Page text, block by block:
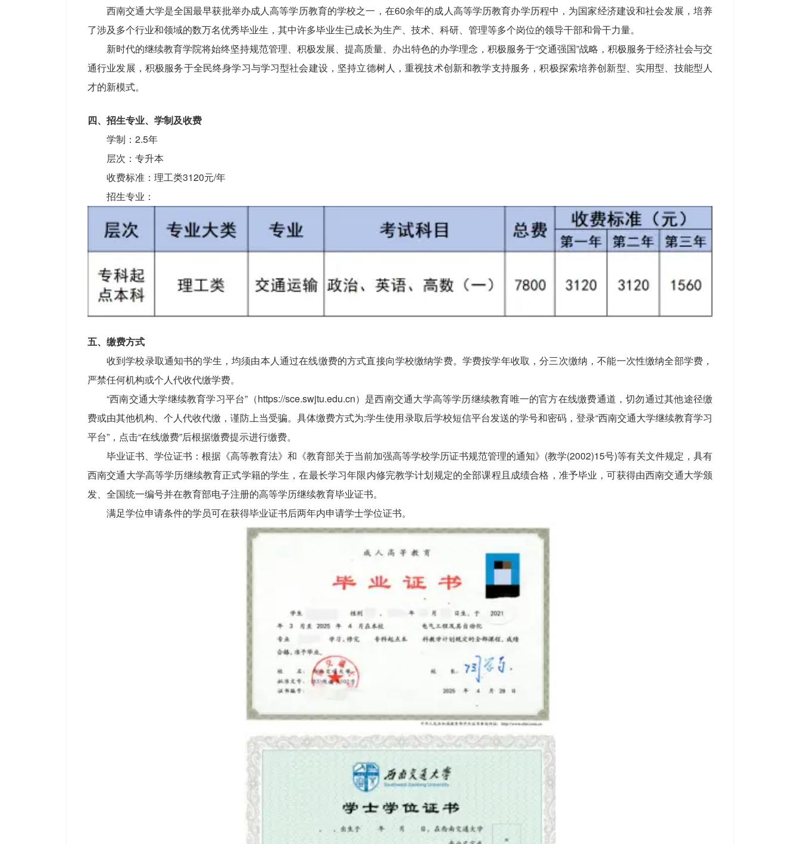
西南交通大学是全国最早获批举办成人高等学历教育的学校之一，在60余年的成人高等学历教育办学历程中，为国家经济建设和社会发展，培养
了涉及多个行业和领域的数万名优秀毕业生，其中许多毕业生已成长为生产、技术、科研、管理等多个岗位的领导干部和骨干力量。
新时代的继续教育学院将始终坚持规范管理、积极发展、提高质量、办出特色的办学理念，积极服务于“交通强国”战略，积极服务于经济社会与交
通行业发展，积极服务于全民终身学习与学习型社会建设，坚持立德树人，重视技术创新和教学支持服务，积极探索培养创新型、实用型、技能型人
才的新模式。
四、招生专业、学制及收费
学制：2.5年
层次：专升本
收费标准：理工类3120元/年
招生专业：
五、缴费方式
收到学校录取通知书的学生，均须由本人通过在线缴费的方式直接向学校缴纳学费。学费按学年收取，分三次缴纳，不能一次性缴纳全部学费，
严禁任何机构或个人代收代缴学费。
“西南交通大学继续教育学习平台”（https://sce.swjtu.edu.cn）是西南交通大学高等学历继续教育唯一的官方在线缴费通道，切勿通过其他途径缴
费或由其他机构、个人代收代缴，谨防上当受骗。具体缴费方式为:学生使用录取后学校短信平台发送的学号和密码，登录“西南交通大学继续教育学习
平台”，点击“在线缴费”后根据缴费提示进行缴费。
毕业证书、学位证书：根据《高等教育法》和《教育部关于当前加强高等学校学历证书规范管理的通知》(教学(2002)15号)等有关文件规定，具有
西南交通大学高等学历继续教育正式学籍的学生，在最长学习年限内修完教学计划规定的全部课程且成绩合格，准予毕业，可获得由西南交通大学颁
发、全国统一编号并在教育部电子注册的高等学历继续教育毕业证书。
满足学位申请条件的学员可在获得毕业证书后两年内申请学士学位证书。